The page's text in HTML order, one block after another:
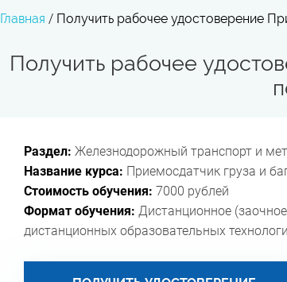
Главная / Получить рабочее удостоверение
Получить рабочее
Раздел: Железнодорожный транспорт и
Название курса: Приемосдатчик груза и
Стоимость обучения: 7000 рублей
Формат обучения: Дистанционное
дистанционных образовательных